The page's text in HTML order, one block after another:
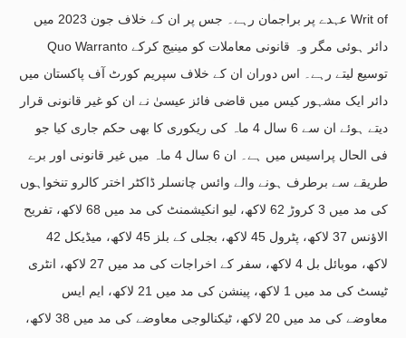
عہدے پر براجمان رہے۔ جس پر ان کے خلاف جون 2023 میں Writ of
Quo Warranto دائر ہوئی مگر وہ قانونی معاملات کو مینیج کرکے
توسیع لیتے رہے۔ اس دوران ان کے خلاف سپریم کورٹ آف پاکستان میں
دائر ایک مشہور کیس میں قاضی فائز عیسیٰ نے ان کو غیر قانونی قرار
دیتے ہوئے ان سے 6 سال 4 ماہ کی ریکوری کا بھی حکم جاری کیا جو
فی الحال پراسیس میں ہے۔ ان 6 سال 4 ماہ میں غیر قانونی اور برے
طریقے سے برطرف ہونے والے وائس چانسلر ڈاکٹر اختر کالرو تنخواہوں
کی مد میں 3 کروڑ 62 لاکھ، لیو انکیشمنٹ کی مد میں 68 لاکھ، تفریح
الاؤنس 37 لاکھ، پٹرول 45 لاکھ، بجلی کے بلز 45 لاکھ، میڈیکل 42
لاکھ، موبائل بل 4 لاکھ، سفر کے اخراجات کی مد میں 27 لاکھ، انٹری
ٹیسٹ کی مد میں 1 لاکھ، پینشن کی مد میں 21 لاکھ، ایم ایس
معاوضے کی مد میں 20 لاکھ، ٹیکنالوجی معاوضے کی مد میں 38 لاکھ،